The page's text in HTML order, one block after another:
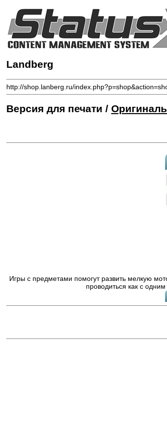
Landberg
http://shop.lanberg.ru/
Версия для печати /
Игры с предметами помогут развить мелкую
проводиться как с